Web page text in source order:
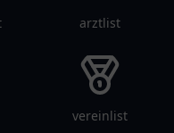
arztlist
vereinlist